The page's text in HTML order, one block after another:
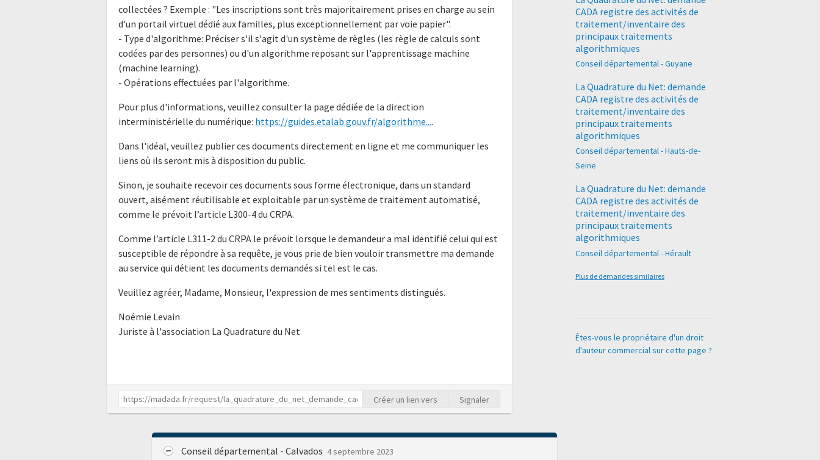
collectées ? Exemple : "Les inscriptions sont très majoritairement prises en charge au sein
d'un portail virtuel dédié aux familles, plus exceptionnellement par voie papier".
- Type d'algorithme: Préciser s'il s'agit d'un système de règles (les règle de calculs sont
codées par des personnes) ou d'un algorithme reposant sur l'apprentissage machine
(machine learning).
- Opérations effectuées par l'algorithme.
Pour plus d'informations, veuillez consulter la page dédiée de la direction
interministérielle du numérique: https://guides.etalab.gouv.fr/algorithme....
Dans l'idéal, veuillez publier ces documents directement en ligne et me communiquer les
liens où ils seront mis à disposition du public.
Sinon, je souhaite recevoir ces documents sous forme électronique, dans un standard
ouvert, aisément réutilisable et exploitable par un système de traitement automatisé,
comme le prévoit l’article L300-4 du CRPA.
Comme l’article L311-2 du CRPA le prévoit lorsque le demandeur a mal identifié celui qui est
susceptible de répondre à sa requête, je vous prie de bien vouloir transmettre ma demande
au service qui détient les documents demandés si tel est le cas.
Veuillez agréer, Madame, Monsieur, l'expression de mes sentiments distingués.
Noémie Levain
Juriste à l'association La Quadrature du Net
Créer un lien vers Signaler
Conseil départemental - Calvados 4 septembre 2023
CADA registre des activités de
traitement/inventaire des
principaux traitements
algorithmiques
Conseil départemental - Guyane
La Quadrature du Net: demande
CADA registre des activités de
traitement/inventaire des
principaux traitements
algorithmiques
Conseil départemental - Hauts-de-
Seine
La Quadrature du Net: demande
CADA registre des activités de
traitement/inventaire des
principaux traitements
algorithmiques
Conseil départemental - Hérault
Plus de demandes similaires
Êtes-vous le propriétaire d'un droit
d'auteur commercial sur cette page ?